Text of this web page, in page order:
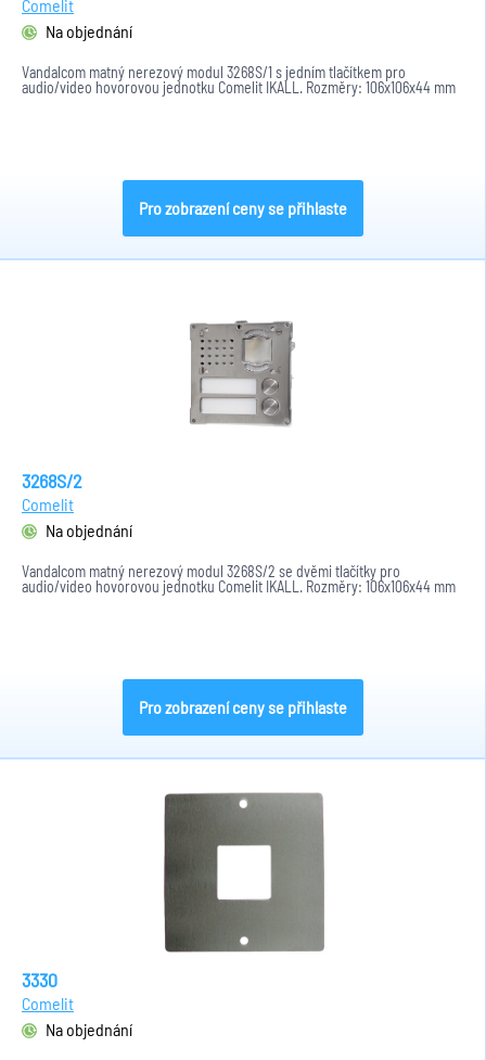
Comelit
Na objednání
Vandalcom matný nerezový modul 3268S/1 s jedním tlačítkem pro
audio/video hovorovou jednotku Comelit IKALL. Rozměry: 106x106x44 mm
Pro zobrazení ceny se přihlaste
3268S/2
Comelit
Na objednání
Vandalcom matný nerezový modul 3268S/2 se dvěmi tlačítky pro
audio/video hovorovou jednotku Comelit IKALL. Rozměry: 106x106x44 mm
Pro zobrazení ceny se přihlaste
3330
Comelit
Na objednání